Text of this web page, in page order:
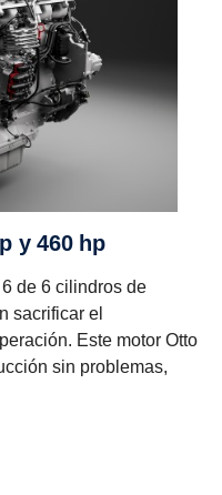
y 460 hp
de 6 cilindros de
sacrificar el
Este motor Otto
sin problemas,